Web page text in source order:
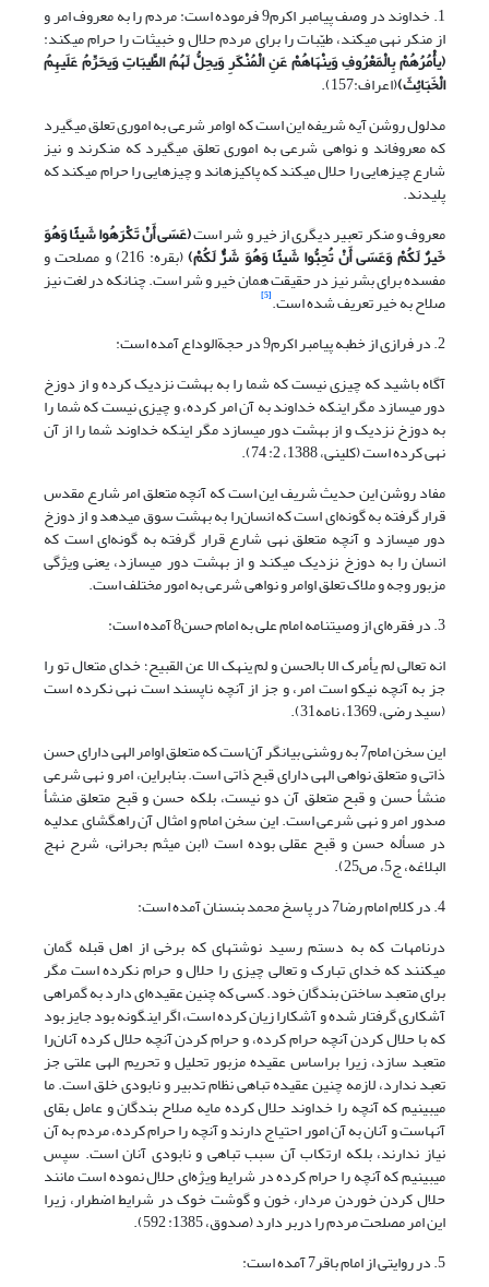
1. خداوند در وصف پیامبر اکرم9 فرموده است: مردم را به معروف امر و
از منکر نهی می‏کند، طیّبات را برای مردم حلال و خبیثات را حرام می‏کند:
(یأْمُرُهُمْ بِالْمَعْرُوفِ وَینْهَاهُمْ عَنِ الْمُنْکَرِ وَیحِلُّ لَهُمُ الطَّیبَاتِ وَیحَرِّمُ عَلَیهِمُ
الْخَبَائِثَ)(اعراف:157).
مدلول روشن آیه شریفه این است که اوامر شرعی به اموری تعلق می‎گیرد
که معروف‎اند و نواهی شرعی به اموری تعلق می‎گیرد که منکرند و نیز
شارع چیزهایی را حلال می‏کند که پاکیزه‎اند و چیزهایی را حرام می‏کند که
پلیدند.
معروف و منکر تعبیر دیگری از خیر و شر است(عَسَى أَنْ تَکْرَهُوا شَیئًا وَهُوَ
خَیرٌ لَکُمْ وَعَسَى أَنْ تُحِبُّوا شَیئًا وَهُوَ شَرٌّ لَکُمْ) (بقره: 216) و مصلحت و
مفسده برای بشر نیز در حقیقت همان خیر و شر است. چنان‎که در لغت نیز
صلاح به خیر تعریف شده است.[5]
2. در فرازی از خطبه پیامبر اکرم9 در حجة‏الوداع آمده است:
آگاه باشید که چیزی نیست که شما را به بهشت نزدیک کرده و از دوزخ
دور می‎سازد مگر این‎که خداوند به آن امر کرده، و چیزی نیست که شما را
به دوزخ نزدیک و از بهشت دور می‎سازد مگر این‎که خداوند شما را از آن
نهی کرده است (کلینی، 1388، 2: 74).
مفاد روشن این حدیث شریف این است که آنچه متعلق امر شارع مقدس
قرار گرفته به گونه‌ای است که انسان‌را به بهشت سوق می‎دهد و از دوزخ
دور می‎سازد و آنچه متعلق نهی شارع قرار گرفته به گونه‌ای است که
انسان‌ را به دوزخ نزدیک می‏کند و از بهشت دور می‎سازد، یعنی ویژگی
مزبور وجه و ملاک تعلق اوامر و نواهی شرعی به امور مختلف است.
3. در فقره‌ای از وصیت‎نامه امام علی به امام حسن8 آمده است:
انه تعالی لم یأمرک الا بالحسن و لم ینهک الا عن القبیح؛ خدای متعال تو را
جز به آنچه نیکو است امر، و جز از آنچه ناپسند است نهی نکرده است
(سید رضی، 1369، نامه31).
این سخن امام7 به روشنی بیانگر آن‌است که متعلق اوامر الهی دارای حسن
ذاتی و متعلق نواهی الهی دارای قبح ذاتی است. بنابراین، امر و نهی شرعی
منشأ حسن و قبح متعلق آن دو نیست، بلکه حسن و قبح متعلق منشأ
صدور امر و نهی شرعی است. این سخن امام و امثال آن راهگشای عدلیه
در مسأله حسن و قبح عقلی بوده است (ابن میثم بحرانی، شرح نهج
البلاغه، ج5، ص25).
4. در کلام امام رضا7 در پاسخ محمد بن‏سنان آمده است:
درنامه‎ات که به دستم رسید نوشته‎ای که برخی از اهل قبله گمان
می‎کنند که خدای تبارک و تعالی چیزی را حلال و حرام نکرده است مگر
برای متعبد ساختن بندگان خود. کسی که چنین عقیده‌ای دارد به گمراهی
آشکاری گرفتار شده و آشکارا زیان کرده است، اگر این‎گونه بود جایز بود
که با حلال کردن آنچه حرام کرده، و حرام کردن آنچه حلال کرده آنان‌را
متعبد سازد، زیرا براساس عقیده مزبور تحلیل و تحریم الهی علتی جز
تعبد ندارد، لازمه چنین عقیده تباهی نظام تدبیر و نابودی خلق است. ما
می‎بینیم که آنچه را خداوند حلال کرده مایه صلاح بندگان و عامل بقای
آنهاست و آنان به آن امور احتیاج دارند و آنچه را حرام کرده، مردم به آن
نیاز ندارند، بلکه ارتکاب آن سبب تباهی و نابودی آنان است. سپس
می‎بینیم که آنچه را حرام کرده در شرایط ویژه‌ای حلال نموده است مانند
حلال کردن خوردن مردار، خون و گوشت خوک در شرایط اضطرار، زیرا
این امر مصلحت مردم را دربر دارد (صدوق، 1385: 592).
5. در روایتی از امام باقر7 آمده است: